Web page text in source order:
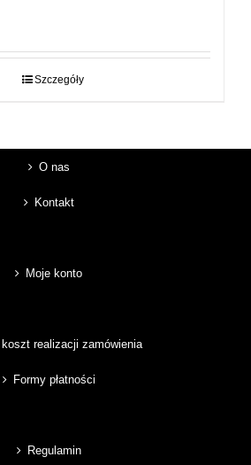
zł
Szczegóły
O nas
Kontakt
Moje konto
realizacji zamówienia
Formy płatności
Regulamin